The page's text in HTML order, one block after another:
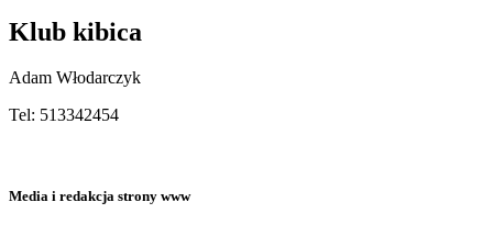
Klub kibica
Adam Włodarczyk
Tel: 513342454
Media i redakcja strony www